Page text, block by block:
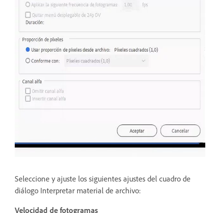
Seleccione y ajuste los siguientes ajustes del cuadro de
diálogo Interpretar material de archivo:
Velocidad de fotogramas